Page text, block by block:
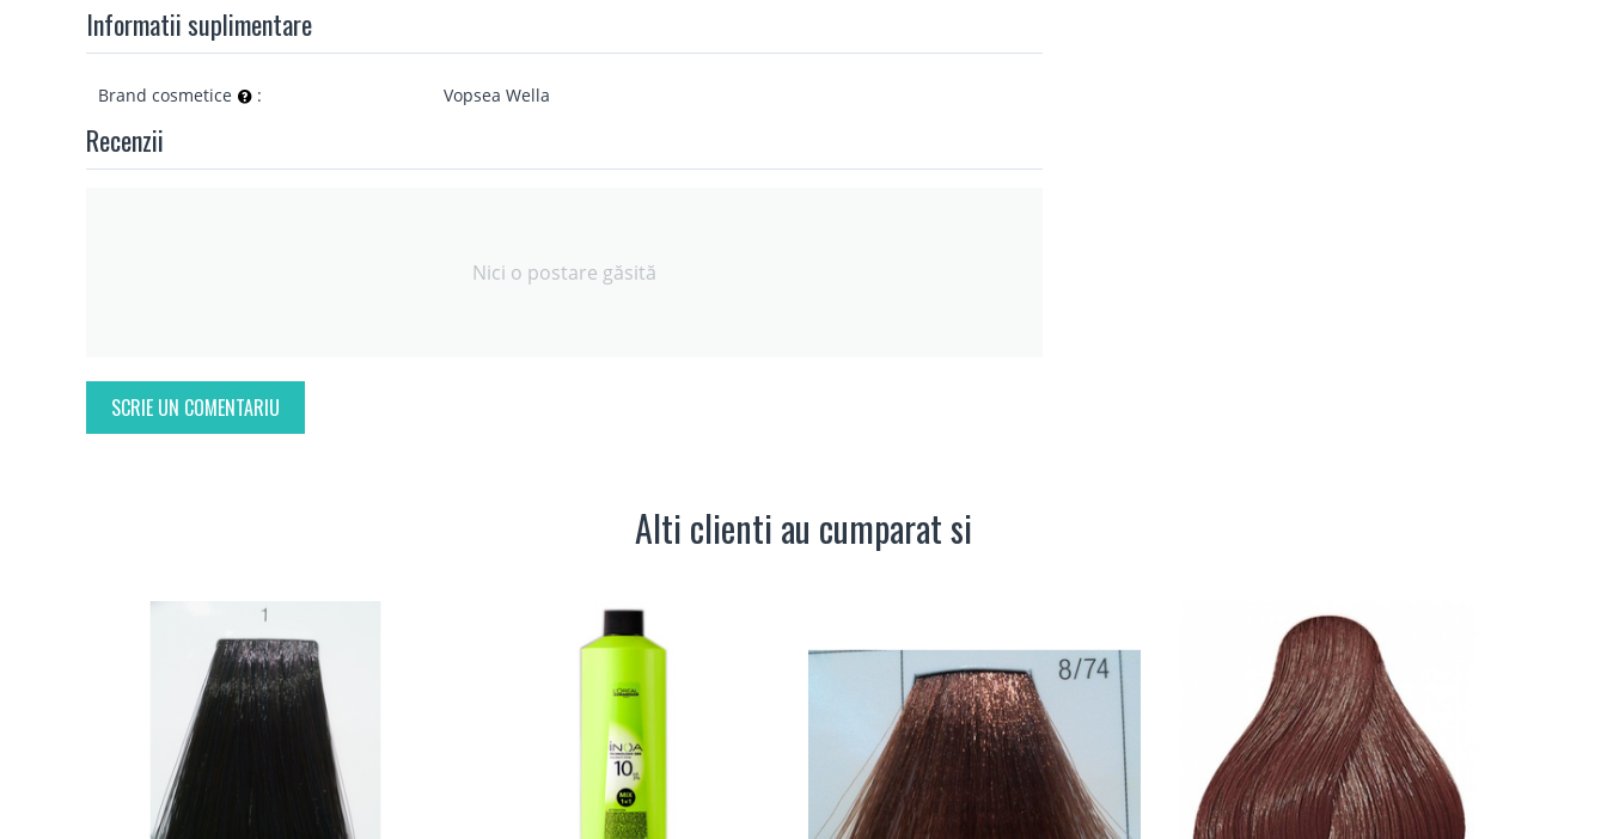
Informatii suplimentare
Brand cosmetice : Vopsea Wella
Recenzii
Nici o postare găsită
SCRIE UN COMENTARIU
Alti clienti au cumparat si